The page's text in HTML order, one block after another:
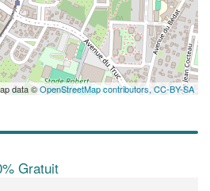
data ©OpenStreetMap contributors, CC-BY-SA
Gratuit
vos